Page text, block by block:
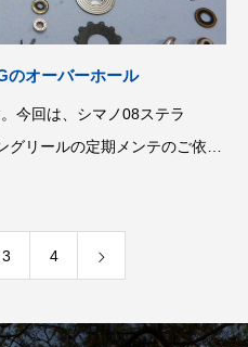
オーバーホール
今回は、シマノ08ステラ
リールの定期メンテのご依頼
3 4